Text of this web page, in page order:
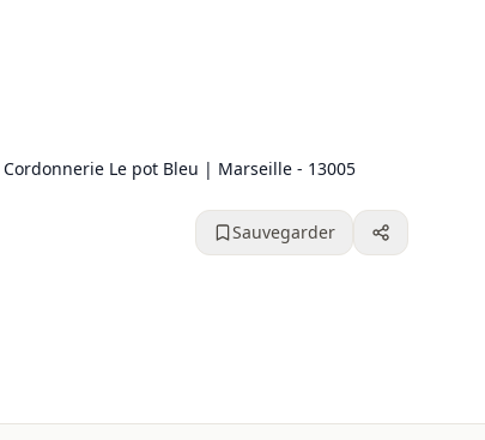
Cordonnerie Le pot Bleu | Marseille - 13005
Sauvegarder